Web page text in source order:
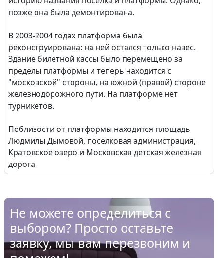
позже она была демонтирована.
В 2003-2004 годах платформа была
реконструирована: на ней остался только навес.
Здание билетной кассы было перемещено за
пределы платформы и теперь находится с
"московской" стороны, на южной (правой) стороне
железнодорожного пути. На платформе нет
турникетов.
Поблизости от платформы находится площадь
Людмилы Дымовой, поселковая администрация,
Кратовское озеро и Московская детская железная
дорога.
Не можете определиться с
выбором? Просто оставьте
заявку, мы вам перезвоним и